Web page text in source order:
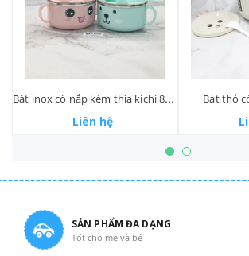
Bát inox có nắp kèm thìa kichi 8866
Liên hệ
Bát thỏ
SẢN PHẨM ĐA DẠNG
Tốt cho mẹ và bé